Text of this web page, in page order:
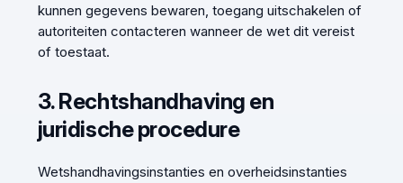
kunnen gegevens bewaren, toegang uitschakelen of
autoriteiten contacteren wanneer de wet dit vereist
of toestaat.
3. Rechtshandhaving en
juridische procedure
Wetshandhavingsinstanties en overheidsinstanties